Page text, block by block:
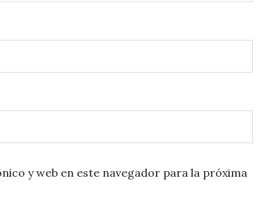
y web en este navegador para la próxima